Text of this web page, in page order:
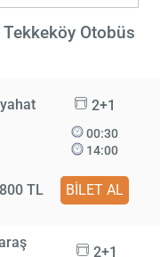
Tekkeköy Otobüs
2+1
00:30
14:00
TL BİLET AL
2+1